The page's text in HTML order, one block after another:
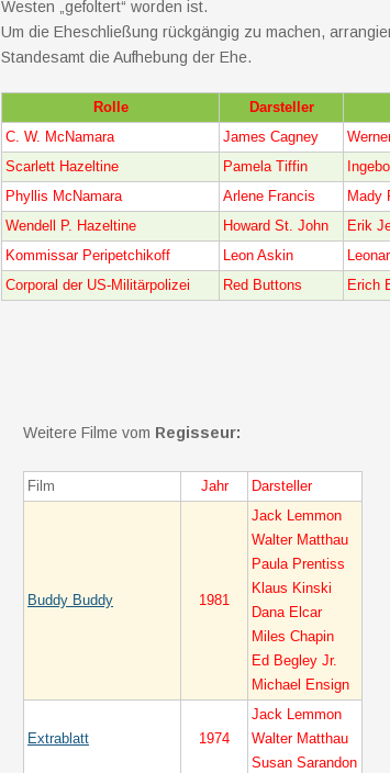
Westen „gefoltert“ worden ist.
Um die Eheschließung rückgängig zu machen,
Standesamt die Aufhebung der Ehe.
Rolle Darsteller
C. W. McNamara
James Cagney
Scarlett Hazeltine
Pamela Tiffin
Phyllis McNamara
Arlene Francis
Mady
Wendell P. Hazeltine
Howard St. John
Erik
Kommissar Peripetchikoff
Leon Askin
Corporal der US-Militärpolizei
Red Buttons Erich
Weitere Filme vom Regisseur:
Film Jahr Darsteller
Buddy Buddy 1981
Jack Lemmon
Walter Matthau
Paula Prentiss
Klaus Kinski
Dana Elcar
Miles Chapin
Ed Begley Jr.
Michael Ensign
Extrablatt 1974
Jack Lemmon
Walter Matthau
Susan Sarandon